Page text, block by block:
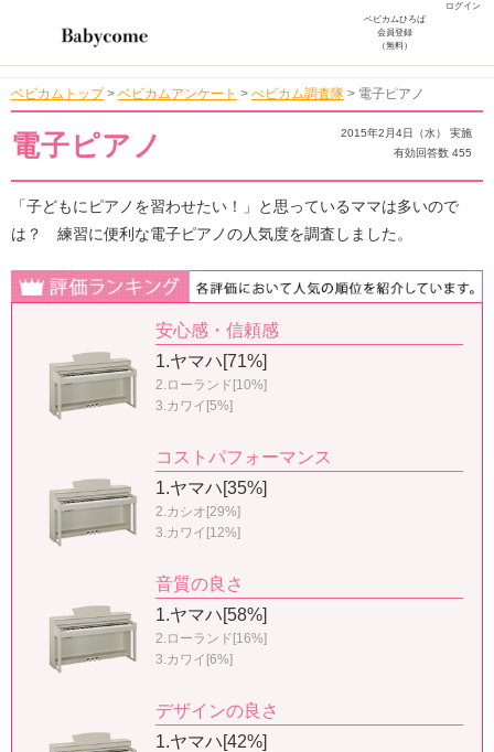
ログイン
ベビカムひろば
会員登録
（無料）
ベビカムトップ> ベビカムアンケート > べビカム調査隊 > 電子ピアノ
電子ピアノ
2015年2月4日（水） 実施
有効回答数 455
「子どもにピアノを習わせたい！」と思っているママは多いので
は？ 練習に便利な電子ピアノの人気度を調査しました。
安心感・信頼感
1.ヤマハ[71%]
2.ローランド[10%]
3.カワイ[5%]
コストパフォーマンス
1.ヤマハ[35%]
2.カシオ[29%]
3.カワイ[12%]
音質の良さ
1.ヤマハ[58%]
2.ローランド[16%]
3.カワイ[6%]
デザインの良さ
1.ヤマハ[42%]